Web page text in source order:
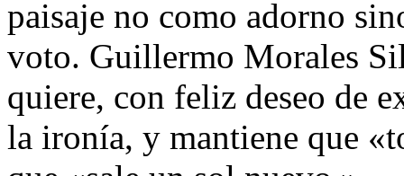
paisaje no como adorno
voto. Guillermo Morales
quiere, con feliz deseo de
la ironía, y mantiene que